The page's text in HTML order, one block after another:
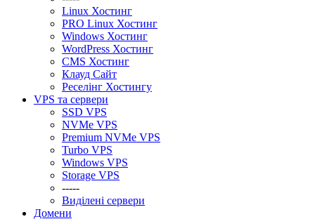
Linux Хостинг
PRO Linux Хостинг
Windows Хостинг
WordPress Хостинг
CMS Хостинг
Клауд Сайт
Реселінг Хостингу
VPS та сервери
SSD VPS
NVMe VPS
Premium NVMe VPS
Turbo VPS
Windows VPS
Stоrage VPS
-----
Виділені сервери
Домени